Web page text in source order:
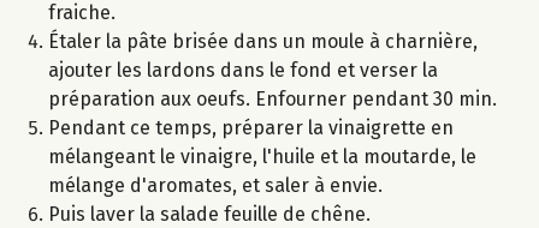
fraiche.
Étaler la pâte brisée dans un moule à charnière,
ajouter les lardons dans le fond et verser la
préparation aux oeufs. Enfourner pendant 30 min.
Pendant ce temps, préparer la vinaigrette en
mélangeant le vinaigre, l'huile et la moutarde, le
mélange d'aromates, et saler à envie.
Puis laver la salade feuille de chêne.